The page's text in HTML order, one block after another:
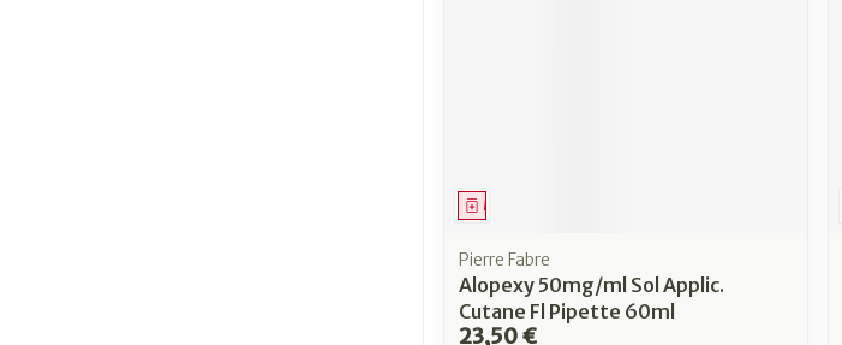
Médicament
Pierre Fabre
Alopexy 50mg/ml Sol Applic.
Cutane Fl Pipette 60ml
23,50 €